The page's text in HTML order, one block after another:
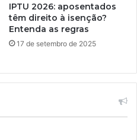
IPTU 2026: aposentados
têm direito à isenção?
Entenda as regras
17 de setembro de 2025